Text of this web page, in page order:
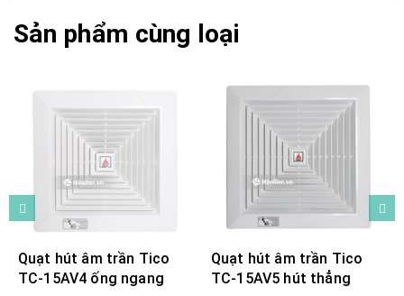
Sản phẩm cùng loại
Quạt hút âm trần Tico
TC-15AV4 ống ngang
Quạt hút âm trần Tico
TC-15AV5 hút thẳng